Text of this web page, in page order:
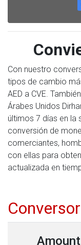
Con nuestro
tipos de cambio
AED a CVE.
Árabes Unidos
últimos 7 días en la
conversión de
comerciantes,
con ellas para
actualizada en